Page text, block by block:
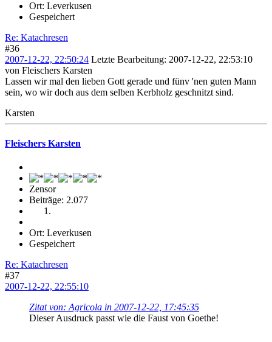
Ort: Leverkusen
Gespeichert
Re: Katachresen
#36
2007-12-22, 22:50:24 Letzte Bearbeitung: 2007-12-22, 22:53:10
von Fleischers Karsten
Lassen wir mal den lieben Gott gerade und fünv 'nen guten Mann
sein, wo wir doch aus dem selben Kerbholz geschnitzt sind.
Karsten
Fleischers Karsten
Zensor
Beiträge: 2.077
Ort: Leverkusen
Gespeichert
Re: Katachresen
#37
2007-12-22, 22:55:10
Zitat von: Agricola in 2007-12-22, 17:45:35
Dieser Ausdruck passt wie die Faust von Goethe!